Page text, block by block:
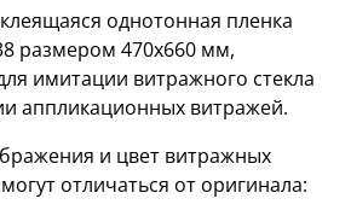
однотонная пленка
размером 470х660 мм,
имитации витражного стекла
аппликационных витражей.
и цвет витражных
отличаться от оригинала: